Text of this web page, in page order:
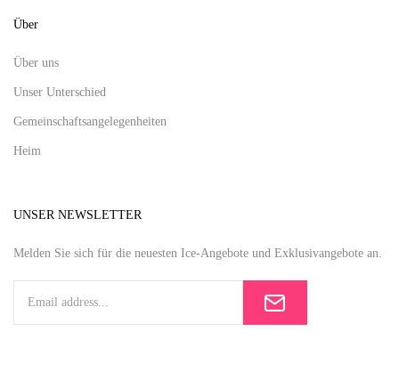
Über
Über uns
Unser Unterschied
Gemeinschaftsangelegenheiten
Heim
UNSER NEWSLETTER
Melden Sie sich für die neuesten Ice-Angebote und Exklusivangebote an.